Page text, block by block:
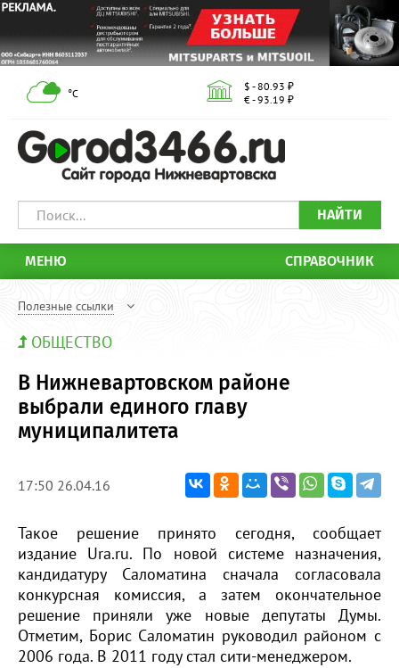
°С
$ - 80.93 ₽
€ - 93.19 ₽
НАЙТИ
МЕНЮ СПРАВОЧНИК
Полезные ссылки
ОБЩЕСТВО
В Нижневартовском районе
выбрали единого главу
муниципалитета
17:50 26.04.16
Такое решение принято сегодня, сообщает
издание Ura.ru. По новой системе назначения,
кандидатуру Саломатина сначала согласовала
конкурсная комиссия, а затем окончательное
решение приняли уже новые депутаты Думы.
Отметим, Борис Саломатин руководил районом с
2006 года. В 2011 году стал сити-менеджером.